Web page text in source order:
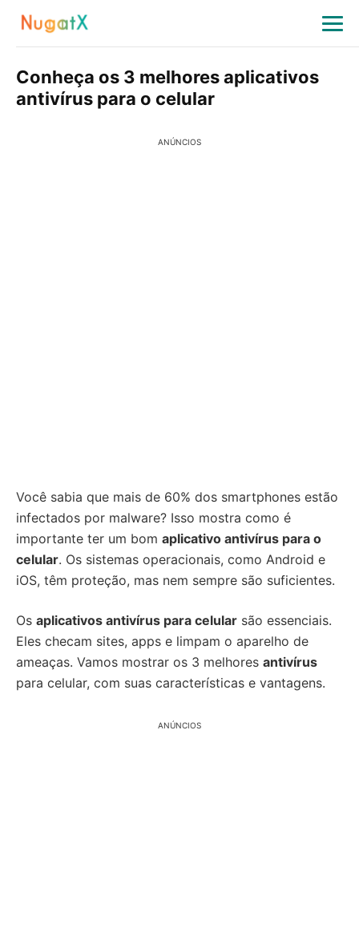
Conheça os 3 melhores aplicativos
antivírus para o celular
ANÚNCIOS
Você sabia que mais de 60% dos smartphones estão
infectados por malware? Isso mostra como é
importante ter um bom aplicativo antivírus para o
celular. Os sistemas operacionais, como Android e
iOS, têm proteção, mas nem sempre são suficientes.
Os aplicativos antivírus para celular são essenciais.
Eles checam sites, apps e limpam o aparelho de
ameaças. Vamos mostrar os 3 melhores antivírus
para celular, com suas características e vantagens.
ANÚNCIOS